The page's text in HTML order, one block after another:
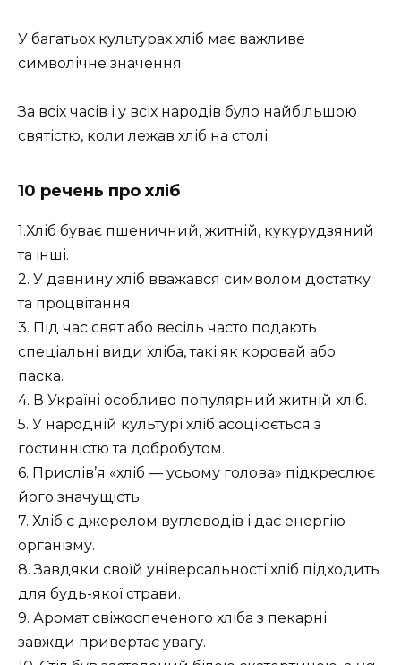
У багатьох культурах хліб має важливе
символічне значення.
За всіх часів і у всіх народів було найбільшою
святістю, коли лежав хліб на столі.
10 речень про хліб
1.Хліб буває пшеничний, житній, кукурудзяний
та інші.
2. У давнину хліб вважався символом достатку
та процвітання.
3. Під час свят або весіль часто подають
спеціальні види хліба, такі як коровай або
паска.
4. В Україні особливо популярний житній хліб.
5. У народній культурі хліб асоціюється з
гостинністю та добробутом.
6. Прислів’я «хліб — усьому голова» підкреслює
його значущість.
7. Хліб є джерелом вуглеводів і дає енергію
організму.
8. Завдяки своїй універсальності хліб підходить
для будь-якої страви.
9. Аромат свіжоспеченого хліба з пекарні
завжди привертає увагу.